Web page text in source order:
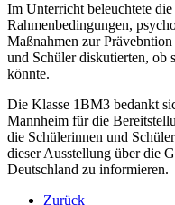
Im Unterricht beleuchtete
Rahmenbedingungen,
Maßnahmen zur
und Schüler diskutierten, ob
könnte.
Die Klasse 1BM3 bedankt
Mannheim für die
die Schülerinnen und
dieser Ausstellung über die
Deutschland zu informieren.
Zurück